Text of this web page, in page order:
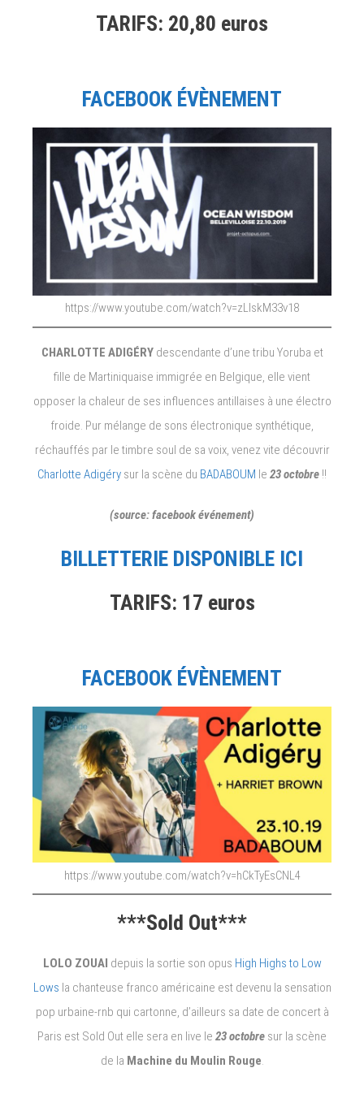
TARIFS: 20,80 euros
FACEBOOK ÉVÈNEMENT
https://www.youtube.com/watch?v=zLlskM33v18
CHARLOTTE ADIGÉRY descendante d’une tribu Yoruba et
fille de Martiniquaise immigrée en Belgique, elle vient
opposer la chaleur de ses influences antillaises à une électro
froide. Pur mélange de sons électronique synthétique,
réchauffés par le timbre soul de sa voix, venez vite découvrir
Charlotte Adigéry sur la scène du BADABOUM le 23 octobre !!
(source: facebook événement)
BILLETTERIE DISPONIBLE ICI
TARIFS: 17 euros
FACEBOOK ÉVÈNEMENT
https://www.youtube.com/watch?v=hCkTyEsCNL4
***Sold Out***
LOLO ZOUAI depuis la sortie son opus High Highs to Low
Lows la chanteuse franco américaine est devenu la sensation
pop urbaine-rnb qui cartonne, d’ailleurs sa date de concert à
Paris est Sold Out elle sera en live le 23 octobre sur la scène
de la Machine du Moulin Rouge.